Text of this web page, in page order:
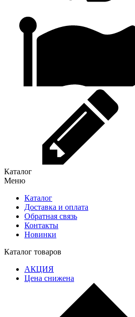
Каталог
Меню
Каталог
Доставка и оплата
Обратная связь
Контакты
Новинки
Каталог товаров
АКЦИЯ
Цена снижена